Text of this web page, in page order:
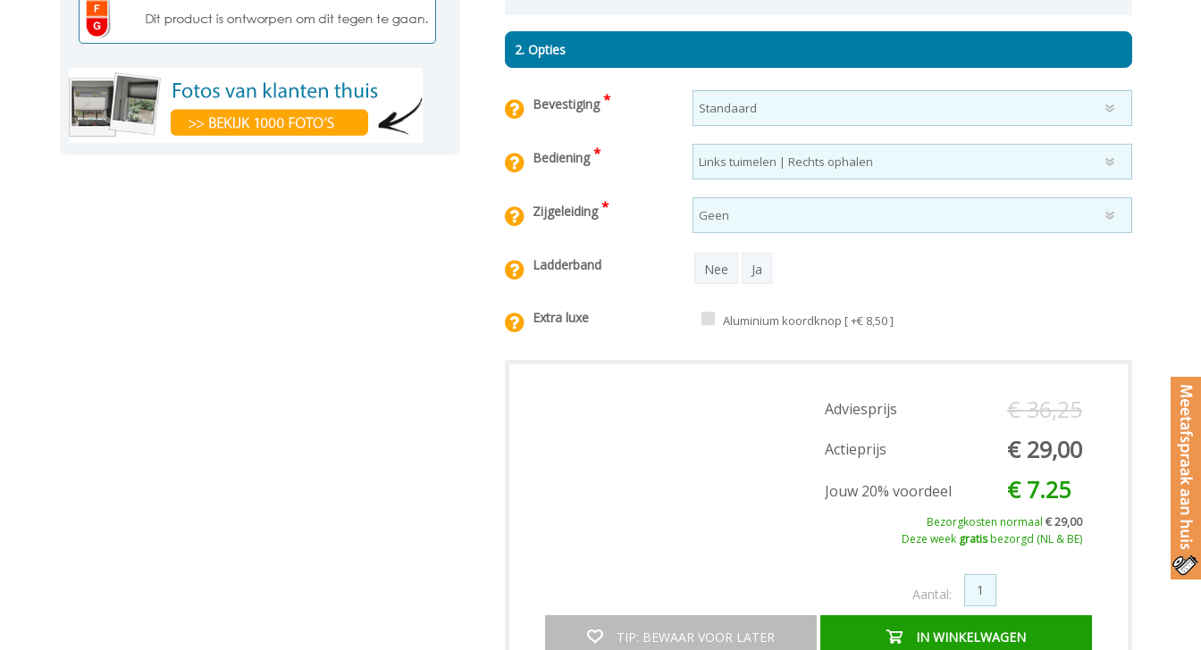
2. Opties
Bevestiging*
Bediening*
Zijgeleiding*
Ladderband Nee Ja
Extra luxe Aluminium koordknop [ +€ 8,50 ]
Adviesprijs € 36,25
Actieprijs € 29,00
Jouw 20% voordeel € 7.25
Bezorgkosten normaal € 29,00
Deze week gratisbezorgd (NL & BE)
TIP: BEWAAR VOOR LATER
Aantal:
IN WINKELWAGEN